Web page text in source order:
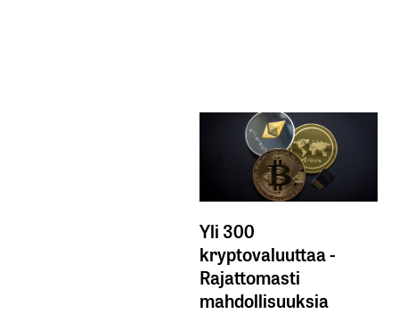
Yli 300
kryptovaluuttaa -
Rajattomasti
mahdollisuuksia